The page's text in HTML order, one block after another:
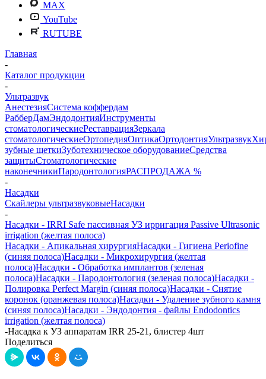
MAX
YouTube
RUTUBE
Главная
-
Каталог продукции
-
Ультразвук
АнестезияСистема коффердам
РабберДамЭндодонтияИнструменты
стоматологическиеРеставрацияЗеркала
стоматологическиеОртопедияОптикаОртодонтияУльтразвук
зубные щеткиЗуботехническое оборудованиеСредства
защитыСтоматологические
наконечникиПародонтологияРАСПРОДАЖА %
-
Насадки
Скайлеры ультразвуковыеНасадки
-
Насадки - IRRI Safe пассивная УЗ ирригация Passive Ultrasonic
irrigation (желтая полоса)
Насадки - Апикальная хирургияНасадки - Гигиена Periofine
(синяя полоса)Насадки - Микрохирургия (желтая
полоса)Насадки - Обработка имплантов (зеленая
полоса)Насадки - Пародонтология (зеленая полоса)Насадки -
Полировка Perfect Margin (синяя полоса)Насадки - Снятие
коронок (оранжевая полоса)Насадки - Удаление зубного камня
(синяя полоса)Насадки - Эндодонтия - файлы Endodontics
irrigation (желтая полоса)
-Насадка к УЗ аппаратам IRR 25-21, блистер 4шт
Поделиться